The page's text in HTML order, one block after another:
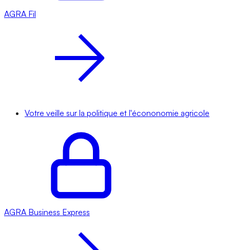
AGRA Fil
Votre veille sur la politique et l'écononomie agricole
AGRA Business Express